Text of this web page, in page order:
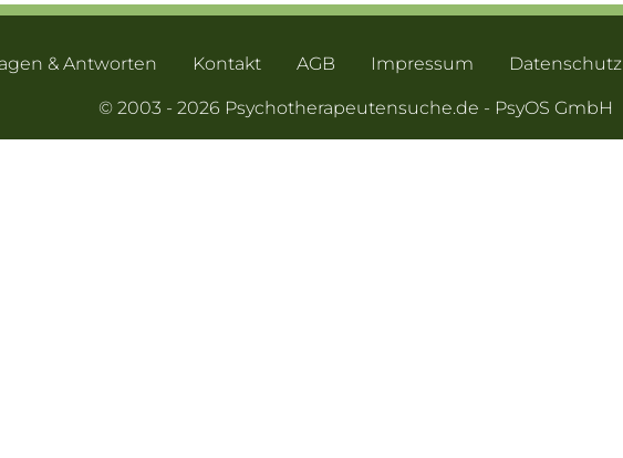
& Antworten Kontakt AGB Impressum Datenschutz
© 2003 - 2026 Psychotherapeutensuche.de - PsyOS GmbH